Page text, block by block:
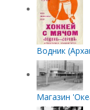
Водник
Магазин